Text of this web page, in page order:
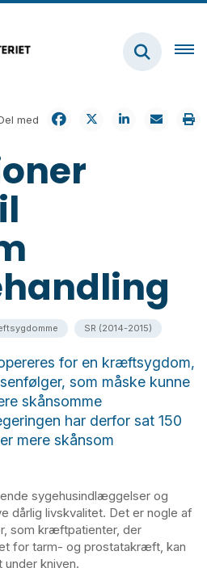
med
SR (2014-2015)
for en kræftsygdom,
som måske kunne
skånsomme
har derfor sat 150
mere skånsom
sygehusindlæggelser og
dårlig livskvalitet. Det er nogle af
som kræftpatienter, der
for tarm- og prostatakræft, kan
kniven.